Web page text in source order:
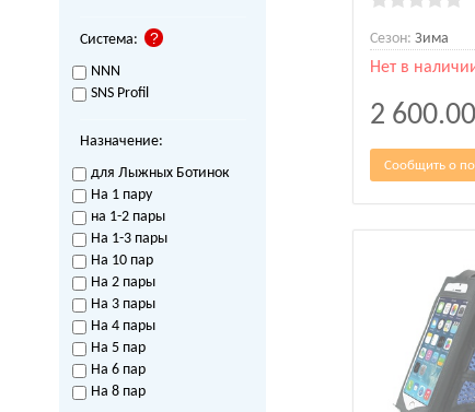
Система:
NNN
SNS Profil
Назначение:
для Лыжных Ботинок
На 1 пару
на 1-2 пары
На 1-3 пары
На 10 пар
На 2 пары
На 3 пары
На 4 пары
На 5 пар
На 6 пар
На 8 пар
Сезон: Зима
Нет в
2 600.00
Сообщить о